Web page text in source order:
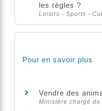
les règles ?
Loisirs - Sports -
Pour en savoir plus
Vendre des
Ministère chargé